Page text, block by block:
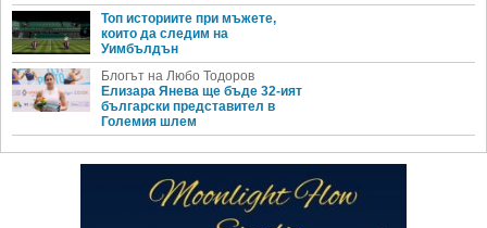
Топ историите при мъжете,
които да следим на
Уимбълдън
Блогът на Любо Тодоров
Елизара Янева ще бъде 32-ият
български представител в
Големия шлем